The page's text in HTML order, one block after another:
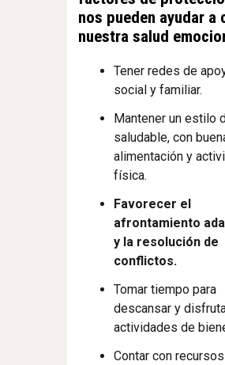
nos pueden ayudar a
nuestra salud
Tener redes de
social y familiar.
Mantener un estilo
saludable, con
alimentación y
física.
Favorecer el
afrontamiento
y la resolución de
conflictos.
Tomar tiempo para
descansar y
actividades de
Contar con